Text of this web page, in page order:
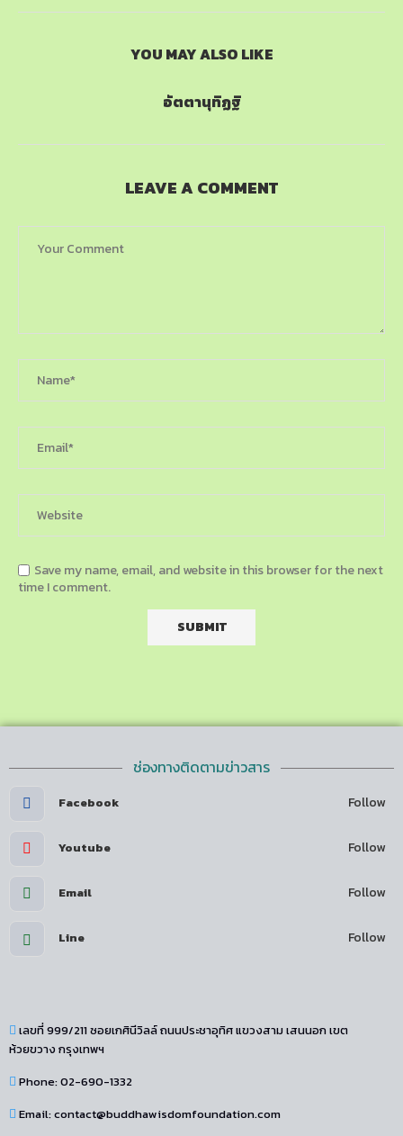
YOU MAY ALSO LIKE
อัตตานุทิฏฐิ
LEAVE A COMMENT
Save my name, email, and website in this browser for the next
time I comment.
ช่องทางติดตามข่าวสาร
Facebook Follow
Youtube Follow
Email Follow
Line Follow
เลขที่ 999/211 ซอยเกศินีวิลล์ ถนนประชาอุทิศ แขวงสาม เสนนอก เขต
ห้วยขวาง กรุงเทพฯ
Phone: 02-690-1332
Email: contact@buddhawisdomfoundation.com